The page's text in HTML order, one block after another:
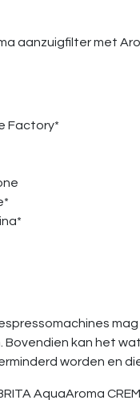
aanzuigfilter met
Factory*
Bovendien kan het
worden en
AquaAroma